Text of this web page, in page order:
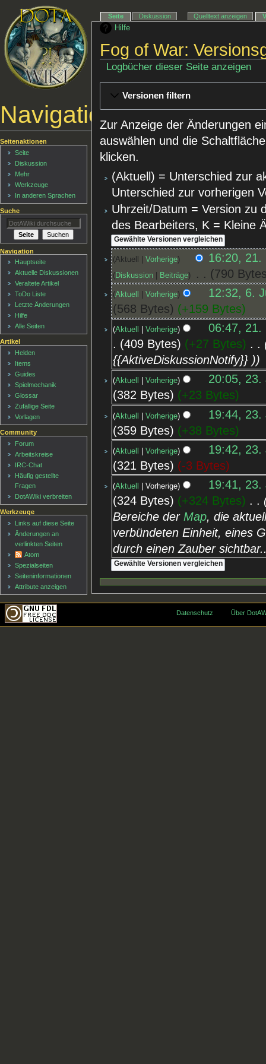
Hilfe
Fog of War:
Logbücher dieser Seite anzeigen
Versionen filtern
Zur Anzeige der Änderungen
auswählen und die
klicken.
(Aktuell) = Unterschied zur
Unterschied zur vorherigen
Uhrzeit/Datum = Version zu
des Bearbeiters, K = Kleine
Aktuell Vorherige 16:20, 21.
Diskussion Beiträge 790
Aktuell Vorherige
12:32, 6.
568 Bytes
+159 Bytes
Aktuell Vorherige
06:47, 21.
409 Bytes
+27 Bytes
{{AktiveDiskussionNotify}} )
Aktuell Vorherige
20:05, 23.
382 Bytes
+23 Bytes
Aktuell Vorherige
19:44, 23.
359 Bytes
+38 Bytes
Aktuell Vorherige
19:42, 23.
321 Bytes
-3 Bytes
Aktuell Vorherige
19:41, 23.
324 Bytes
+324 Bytes
Bereiche der Map, die
verbündeten Einheit, eines
durch einen Zauber
Navigationsmenü
Seite Diskussion Quelltext anzeigen
Seitenaktionen
Seite
Diskussion
Mehr
Werkzeuge
In anderen Sprachen
Suche
Navigation
Hauptseite
Aktuelle Diskussionen
Veraltete Artikel
ToDo Liste
Letzte Änderungen
Hilfe
Alle Seiten
Artikel
Helden
Items
Guides
Spielmechanik
Glossar
Zufällige Seite
Vorlagen
Community
Forum
Arbeitskreise
IRC-Chat
Häufig gestellte
Fragen
DotAWiki verbreiten
Werkzeuge
Links auf diese Seite
Änderungen an
verlinkten Seiten
Atom
Spezialseiten
Seiten­informationen
Attribute anzeigen
Datenschutz Über